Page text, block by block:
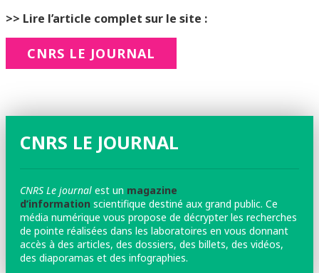
>> Lire l’article complet sur le site :
CNRS LE JOURNAL
CNRS LE JOURNAL
CNRS Le journal est un magazine
d’information scientifique destiné aux grand public. Ce
média numérique vous propose de décrypter les recherches
de pointe réalisées dans les laboratoires en vous donnant
accès à des articles, des dossiers, des billets, des vidéos,
des diaporamas et des infographies.